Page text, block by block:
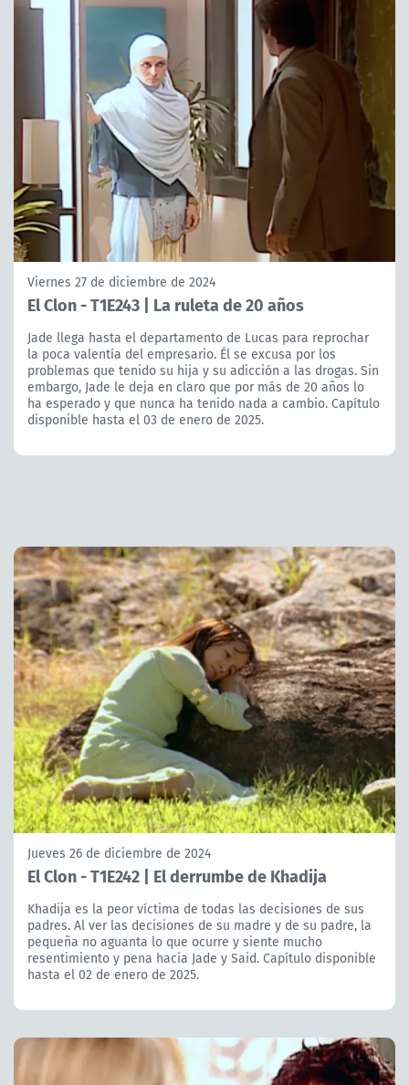
Viernes 27 de diciembre de 2024
El Clon - T1E243 | La ruleta de 20 años
Jade llega hasta el departamento de Lucas para reprochar
la poca valentía del empresario. Él se excusa por los
problemas que tenido su hija y su adicción a las drogas. Sin
embargo, Jade le deja en claro que por más de 20 años lo
ha esperado y que nunca ha tenido nada a cambio. Capítulo
disponible hasta el 03 de enero de 2025.
Jueves 26 de diciembre de 2024
El Clon - T1E242 | El derrumbe de Khadija
Khadija es la peor víctima de todas las decisiones de sus
padres. Al ver las decisiones de su madre y de su padre, la
pequeña no aguanta lo que ocurre y siente mucho
resentimiento y pena hacia Jade y Said. Capítulo disponible
hasta el 02 de enero de 2025.